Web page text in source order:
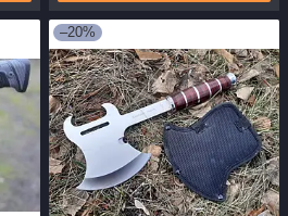
–20%